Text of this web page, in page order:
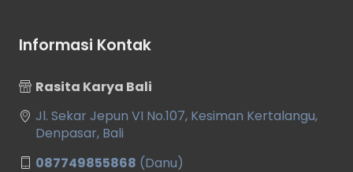
Informasi Kontak
Rasita Karya Bali
Jl. Sekar Jepun VI No.107, Kesiman Kertalangu,
Denpasar, Bali
087749855868 (Danu)